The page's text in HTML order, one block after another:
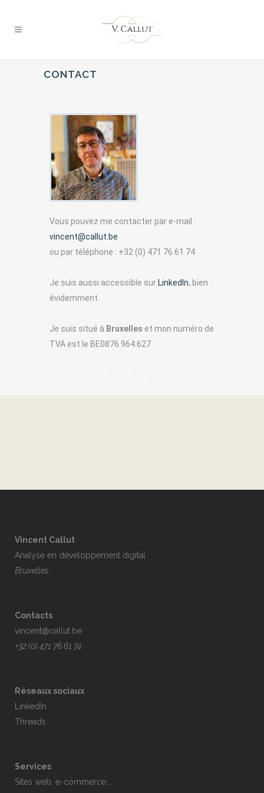
CONTACT
Vous pouvez me contacter par e-mail :
vincent@callut.be
ou par téléphone : +32 (0) 471 76 61 74
Je suis aussi accessible sur LinkedIn, bien
évidemment.
Je suis situé à Bruxelles et mon numéro de
TVA est le BE0876.964.627
Vincent Callut
Analyse en développement digital
Bruxelles
Contacts
vincent@callut.be
+32 (0) 471 76 61 74
Réseaux sociaux
LinkedIn
Threads
Services
Sites web, e-commerce...